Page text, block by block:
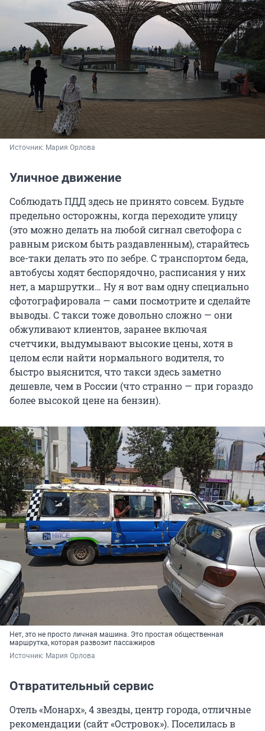
Источник: Мария Орлова
Уличное движение
Соблюдать ПДД здесь не принято совсем. Будьте
предельно осторожны, когда переходите улицу
(это можно делать на любой сигнал светофора с
равным риском быть раздавленным), старайтесь
все-таки делать это по зебре. С транспортом беда,
автобусы ходят беспорядочно, расписания у них
нет, а маршрутки… Ну я вот вам одну специально
сфотографировала — сами посмотрите и сделайте
выводы. С такси тоже довольно сложно — они
обжуливают клиентов, заранее включая
счетчики, выдумывают высокие цены, хотя в
целом если найти нормального водителя, то
быстро выяснится, что такси здесь заметно
дешевле, чем в России (что странно — при гораздо
более высокой цене на бензин).
Нет, это не просто личная машина. Это простая общественная
маршрутка, которая развозит пассажиров
Источник: Мария Орлова
Отвратительный сервис
Отель «Монарх», 4 звезды, центр города, отличные
рекомендации (сайт «Островок»). Поселилась в